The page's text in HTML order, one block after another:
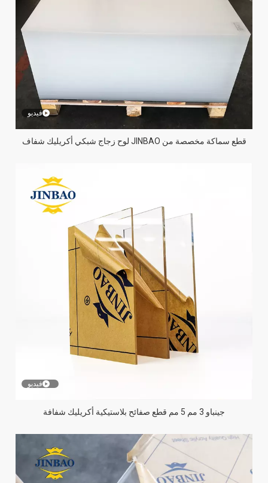
فيديو
قطع سماكة مخصصة من JINBAO لوح زجاج شبكي أكريليك شفاف
فيديو
جينباو 3 مم 5 مم قطع صفائح بلاستيكية أكريليك شفافة